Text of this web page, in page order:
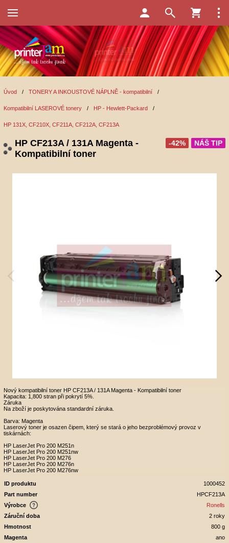
Úvod / TONERY A INKOUSTOVÉ NÁPLNĚ - kompatibilní /
Kompatibilní LASEROVÉ tonery / HP - Hewlett-Packard /
HP 131X, CF210X, CF211A, CF212A, CF213A
NÁŠ TIP
-42%
HP CF213A / 131A Magenta -
Kompatibilní toner
Nový kompatibilní toner HP CF213A / 131A Magenta - Kompatibilní toner
Kapacita: 1,800 stran při pokrytí 5%.
Záruka
Na zboží je poskytována standardní záruka.
Barva: Magenta
Laserový toner je osazen čipem, který se stará o jeho bezproblémový provoz v
tiskárnách:
HP LaserJet Pro 200 M251n
HP LaserJet Pro 200 M251nw
HP LaserJet Pro 200 M276
HP LaserJet Pro 200 M276n
HP LaserJet Pro 200 M276nw
ID produktu
1000452
Part number
HPCF213A
Výrobce
Ronells
Záruční doba
2 roky
Hmotnost
800 g
Magenta
ano